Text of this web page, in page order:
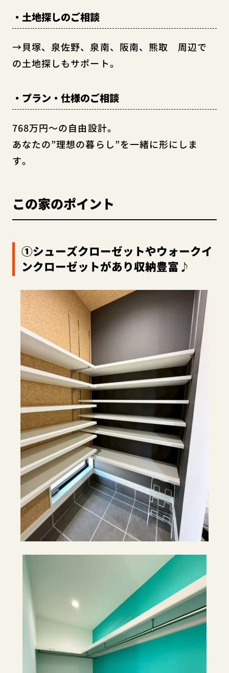
・土地探しのご相談
→貝塚、泉佐野、泉南、阪南、熊取 周辺で
の土地探しもサポート。
・プラン・仕様のご相談
768万円～の自由設計。
あなたの”理想の暮らし”を一緒に形にしま
す。
この家のポイント
①シューズクローゼットやウォークイ
ンクローゼットがあり収納豊富♪